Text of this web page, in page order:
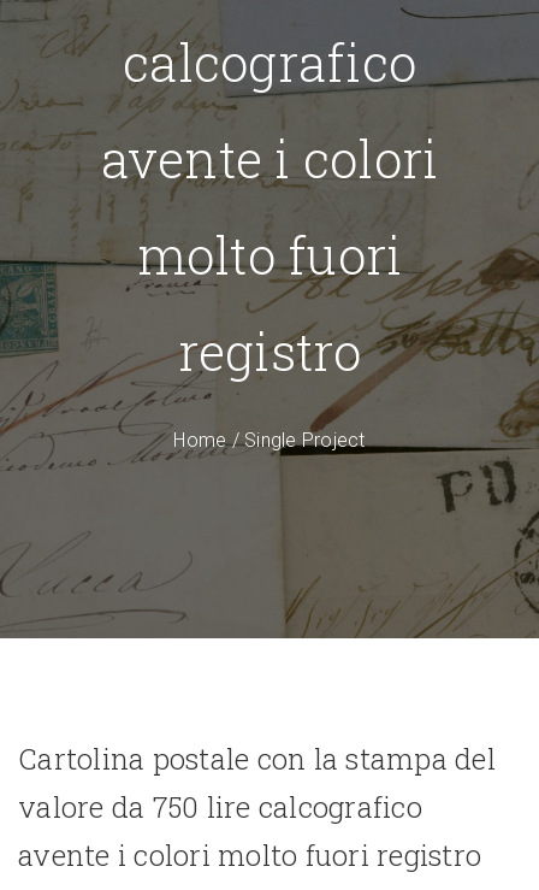
calcografico
avente i colori
molto fuori
registro
Home/Single Project
Cartolina postale con la stampa del
valore da 750 lire calcografico
avente i colori molto fuori registro